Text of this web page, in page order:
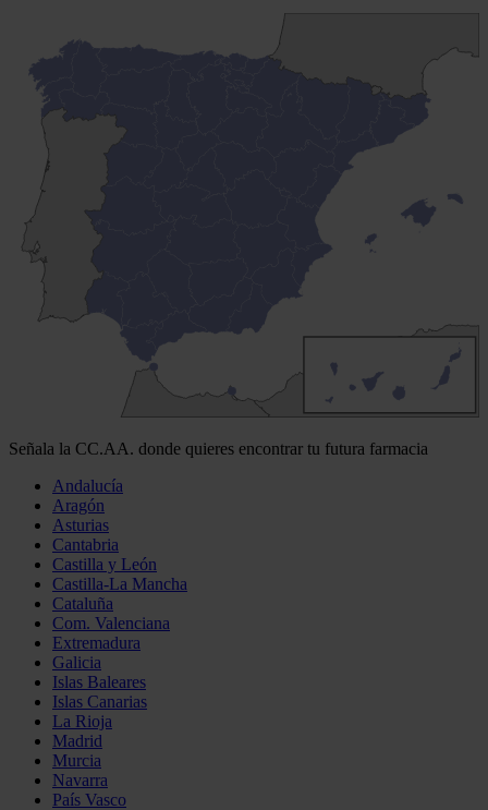
Señala la CC.AA. donde quieres encontrar tu futura farmacia
Andalucía
Aragón
Asturias
Cantabria
Castilla y León
Castilla-La Mancha
Cataluña
Com. Valenciana
Extremadura
Galicia
Islas Baleares
Islas Canarias
La Rioja
Madrid
Murcia
Navarra
País Vasco